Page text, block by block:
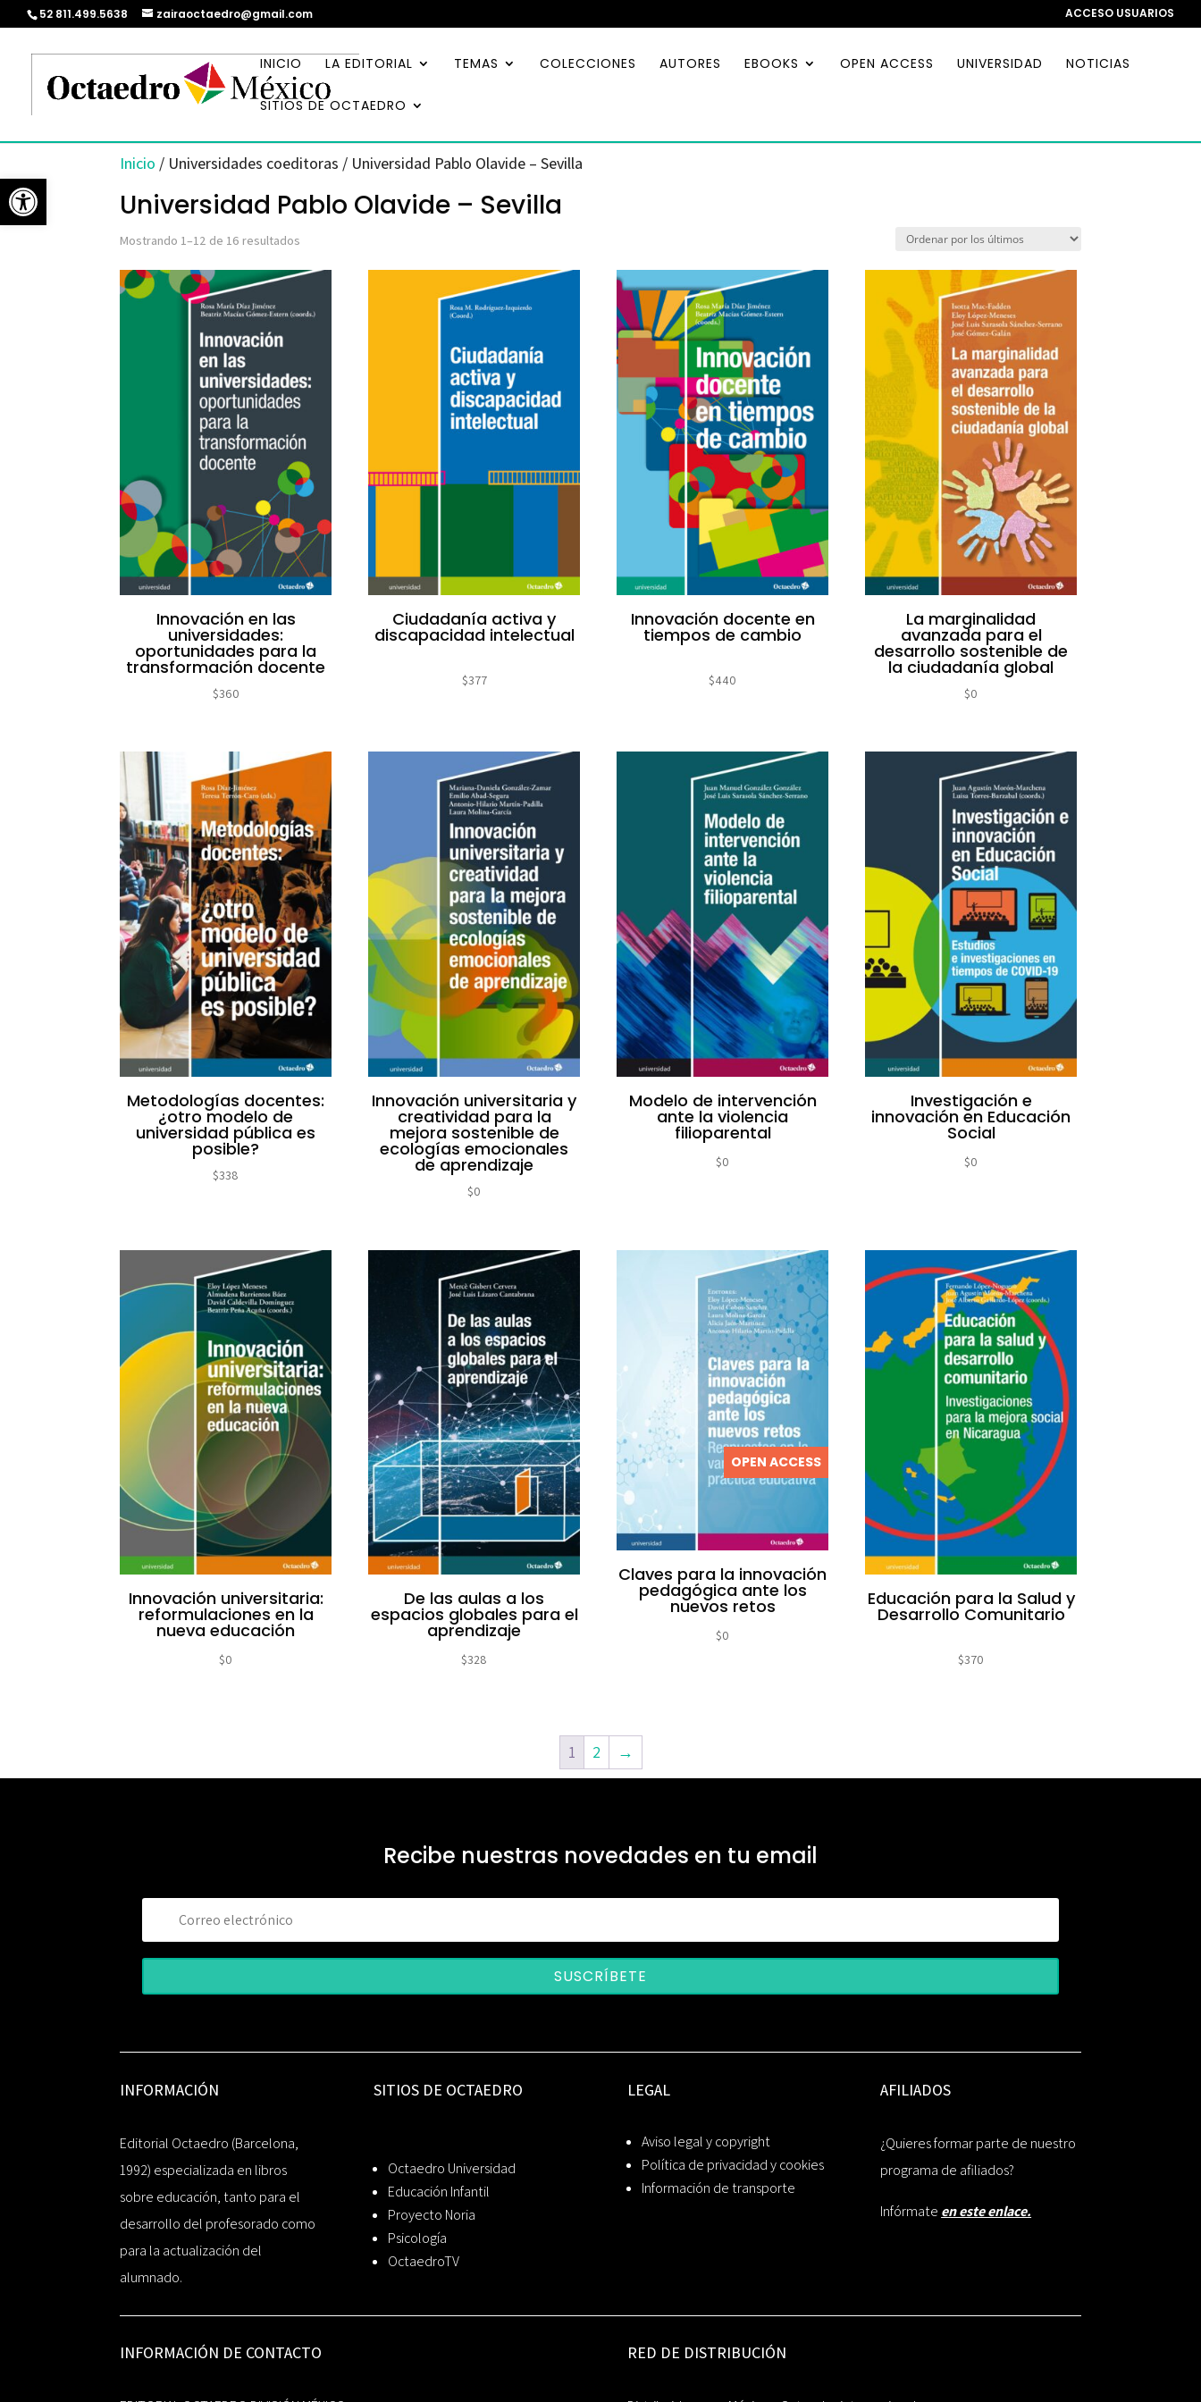
Abrir barra de herramientas
52 811.499.5638 zairaoctaedro@gmail.com ACCESO USUARIOS
INICIO LA EDITORIAL TEMAS COLECCIONES AUTORES EBOOKS OPEN ACCESS UNIVERSIDAD NOTICIAS
SITIOS DE OCTAEDRO
Inicio / Universidades coeditoras / Universidad Pablo Olavide – Sevilla
Universidad Pablo Olavide – Sevilla
Mostrando 1–12 de 16 resultados
por
últimos
Innovación en las
universidades:
oportunidades para la
transformación docente
$360
Ciudadanía activa y
discapacidad intelectual
$377
Innovación docente en
tiempos de cambio
$440
La marginalidad
avanzada para el
desarrollo sostenible de
la ciudadanía global
$0
Metodologías docentes:
¿otro modelo de
universidad pública es
posible?
$338
Innovación universitaria y
creatividad para la
mejora sostenible de
ecologías emocionales
de aprendizaje
$0
Modelo de intervención
ante la violencia
filioparental
$0
Investigación e
innovación en Educación
Social
$0
Innovación universitaria:
reformulaciones en la
nueva educación
$0
De las aulas a los
espacios globales para el
aprendizaje
$328
OPEN ACCESS
Claves para la innovación
pedagógica ante los
nuevos retos
$0
Educación para la Salud y
Desarrollo Comunitario
$370
1 2 →
Recibe nuestras novedades en tu email
SUSCRÍBETE
INFORMACIÓN
Editorial Octaedro (Barcelona,
1992) especializada en libros
sobre educación, tanto para el
desarrollo del profesorado como
para la actualización del
alumnado.
SITIOS DE OCTAEDRO
Octaedro Universidad
Educación Infantil
Proyecto Noria
Psicología
OctaedroTV
LEGAL
Aviso legal y copyright
Política de privacidad y cookies
Información de transporte
AFILIADOS
¿Quieres formar parte de nuestro
programa de afiliados?
Infórmate en este enlace.
INFORMACIÓN DE CONTACTO RED DE DISTRIBUCIÓN